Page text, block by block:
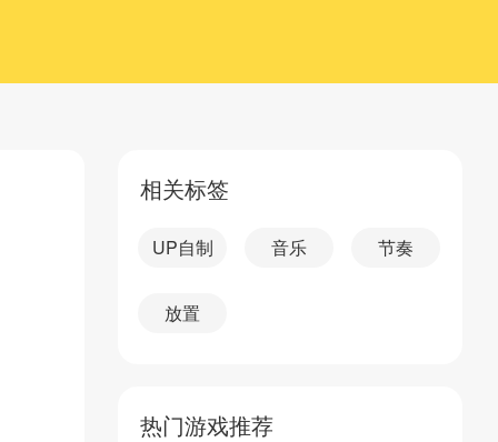
相关标签
UP自制 音乐 节奏
放置
热门游戏推荐